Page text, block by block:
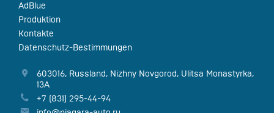
AdBlue
Produktion
Kontakte
Datenschutz-Bestimmungen
603016, Russland, Nizhny Novgorod, Ulitsa Monastyrka,
13А
+7 (831) 295-44-94